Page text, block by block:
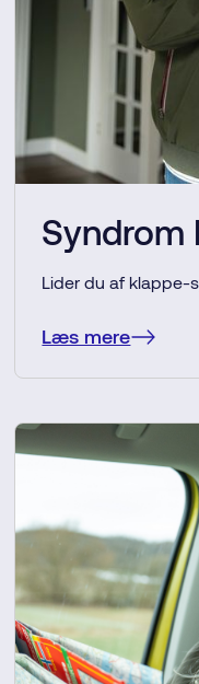
Syndrom
Lider du af klappe-
Læs mere